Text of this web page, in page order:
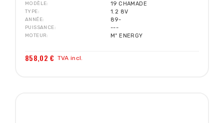
MODÈLE 19 CHAMADE
TYPE 1.2 8V
ANNÉE 89-
PUISSANCE ---
MOTEUR Mº ENERGY
858,02 € TVA incl.